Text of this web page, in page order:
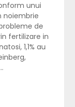
unui
noiembrie
de
fertilizare in
1,1% au